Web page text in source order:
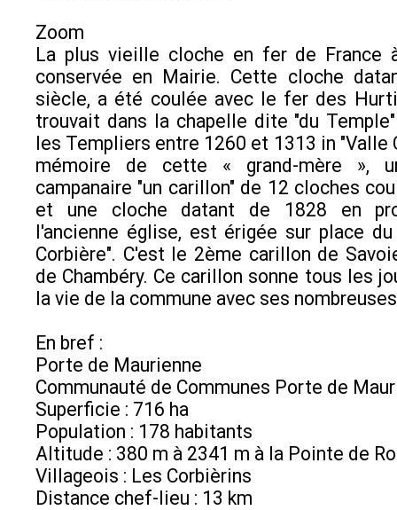
Zoom
La plus vieille cloche en fer de France
conservée en Mairie. Cette cloche
siècle, a été coulée avec le fer des
trouvait dans la chapelle dite "du
les Templiers entre 1260 et 1313 in "Valle
mémoire de cette « grand-mère »,
campanaire "un carillon" de 12 cloches
et une cloche datant de 1828 en
l'ancienne église, est érigée sur place
Corbière". C'est le 2ème carillon de
de Chambéry. Ce carillon sonne tous les
la vie de la commune avec ses
En bref :
Porte de Maurienne
Communauté de Communes Porte de
Superficie : 716 ha
Population : 178 habitants
Altitude : 380 m à 2341 m à la Pointe de
Villageois : Les Corbièrins
Distance chef-lieu : 13 km